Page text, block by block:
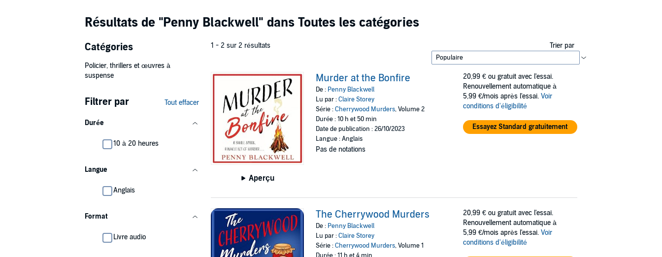
Résultats de "Penny Blackwell" dans Toutes les catégories
Catégories
Policier, thrillers et œuvres à
suspense
Filtrer par Tout effacer
Durée
10 à 20 heures
Langue
Anglais
Format
Livre audio
1 - 2 sur 2 résultats Trier par
Aperçu
Murder at the Bonfire
De : Penny Blackwell
Lu par :Claire Storey
Série :Cherrywood Murders, Volume 2
Durée : 10 h et 50 min
Date de publication : 26/10/2023
Langue : Anglais
Pas de notations
20,99 € ou gratuit avec l'essai.
Renouvellement automatique à
5,99 €/mois après l'essai. Voir
conditions d'éligibilité
Essayez Standard gratuitement
The Cherrywood Murders
De : Penny Blackwell
Lu par :Claire Storey
Série :Cherrywood Murders, Volume 1
20,99 € ou gratuit avec l'essai.
Renouvellement automatique à
5,99 €/mois après l'essai. Voir
conditions d'éligibilité